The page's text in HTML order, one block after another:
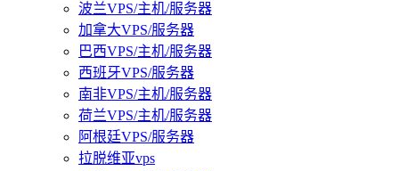
波兰VPS/主机/服务器
加拿大VPS/服务器
巴西VPS/主机/服务器
西班牙VPS/服务器
南非VPS/主机/服务器
荷兰VPS/主机/服务器
阿根廷VPS/服务器
拉脱维亚vps